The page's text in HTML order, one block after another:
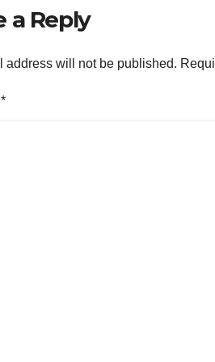
a Reply
address will not be published.
*